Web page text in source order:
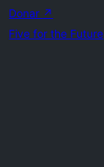
Donar ↗
Five for the Future